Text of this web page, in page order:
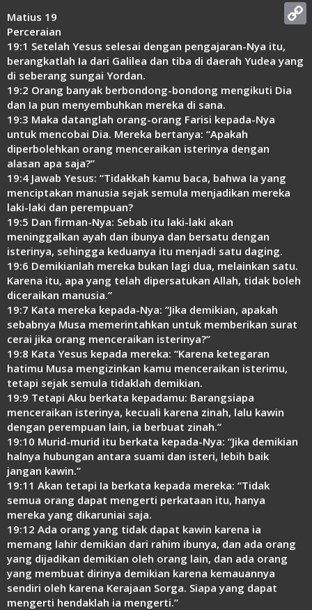
Matius 19
Perceraian
19:1 Setelah Yesus selesai dengan pengajaran-Nya itu,
berangkatlah Ia dari Galilea dan tiba di daerah Yudea yang
di seberang sungai Yordan.
19:2 Orang banyak berbondong-bondong mengikuti Dia
dan Ia pun menyembuhkan mereka di sana.
19:3 Maka datanglah orang-orang Farisi kepada-Nya
untuk mencobai Dia. Mereka bertanya: “Apakah
diperbolehkan orang menceraikan isterinya dengan
alasan apa saja?”
19:4 Jawab Yesus: “Tidakkah kamu baca, bahwa Ia yang
menciptakan manusia sejak semula menjadikan mereka
laki-laki dan perempuan?
19:5 Dan firman-Nya: Sebab itu laki-laki akan
meninggalkan ayah dan ibunya dan bersatu dengan
isterinya, sehingga keduanya itu menjadi satu daging.
19:6 Demikianlah mereka bukan lagi dua, melainkan satu.
Karena itu, apa yang telah dipersatukan Allah, tidak boleh
diceraikan manusia.”
19:7 Kata mereka kepada-Nya: “Jika demikian, apakah
sebabnya Musa memerintahkan untuk memberikan surat
cerai jika orang menceraikan isterinya?”
19:8 Kata Yesus kepada mereka: “Karena ketegaran
hatimu Musa mengizinkan kamu menceraikan isterimu,
tetapi sejak semula tidaklah demikian.
19:9 Tetapi Aku berkata kepadamu: Barangsiapa
menceraikan isterinya, kecuali karena zinah, lalu kawin
dengan perempuan lain, ia berbuat zinah.”
19:10 Murid-murid itu berkata kepada-Nya: “Jika demikian
halnya hubungan antara suami dan isteri, lebih baik
jangan kawin.”
19:11 Akan tetapi Ia berkata kepada mereka: “Tidak
semua orang dapat mengerti perkataan itu, hanya
mereka yang dikaruniai saja.
19:12 Ada orang yang tidak dapat kawin karena ia
memang lahir demikian dari rahim ibunya, dan ada orang
yang dijadikan demikian oleh orang lain, dan ada orang
yang membuat dirinya demikian karena kemauannya
sendiri oleh karena Kerajaan Sorga. Siapa yang dapat
mengerti hendaklah ia mengerti.”
Link